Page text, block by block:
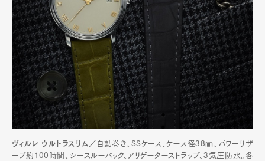
ヴィルレ ウルトラスリム／ 自動巻き、SSケース、ケース径38㎜、パワーリザ
ーブ約100時間、シースルーバック、アリゲーターストラップ、3気圧防水。各